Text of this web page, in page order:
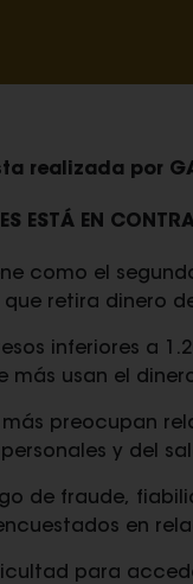
realizada por
ESTÁ EN
como el
retira dinero
inferiores a
más usan el
más preocupan
y del
de fraude,
en
para